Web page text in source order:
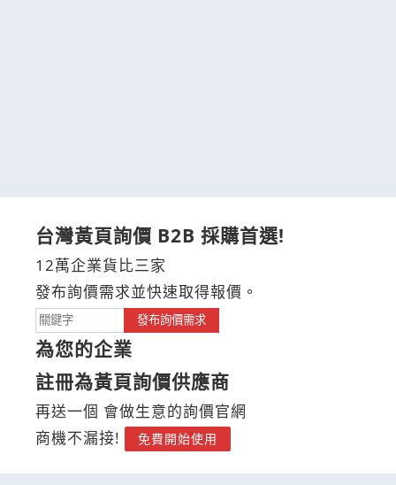
台灣黃頁詢價 B2B 採購首選!
12萬企業貨比三家
發布詢價需求並快速取得報價。
發布詢價需求
為您的企業
註冊為黃頁詢價供應商
再送一個 會做生意的詢價官網
商機不漏接!
免費開始使用